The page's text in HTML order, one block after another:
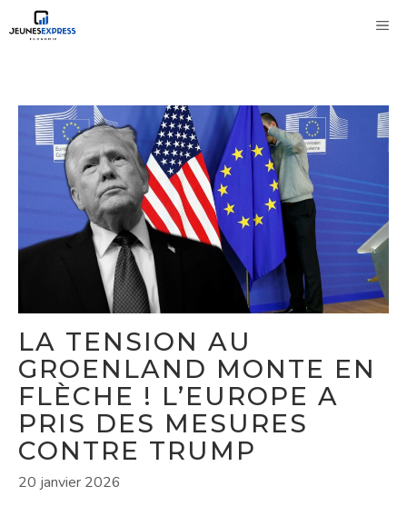
au
LA TENSION AU
GROENLAND MONTE EN
FLÈCHE ! L’EUROPE A
PRIS DES MESURES
CONTRE TRUMP
20 janvier 2026